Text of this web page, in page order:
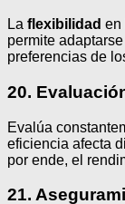
La flexibilidad en
permite
preferencias de
20.
Evalúa
eficiencia afecta
por ende, el
21.